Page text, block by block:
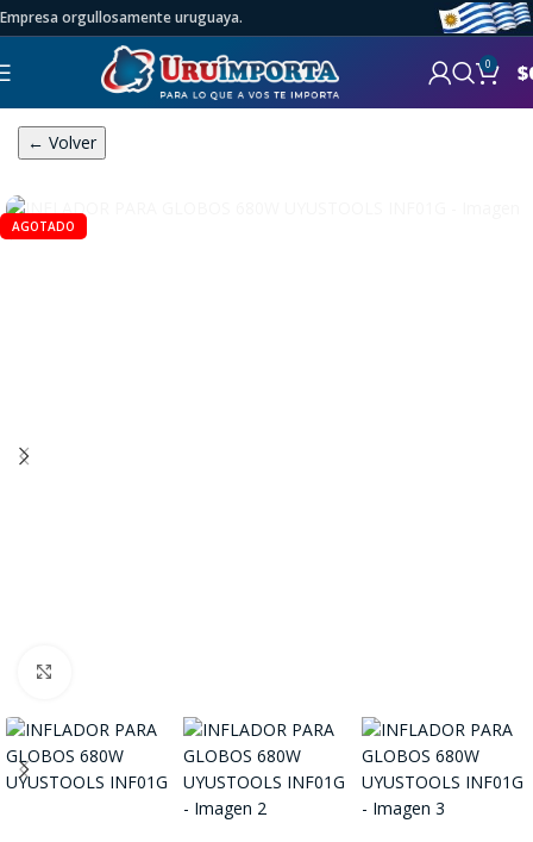
Empresa orgullosamente uruguaya.
0 $
← Volver
AGOTADO